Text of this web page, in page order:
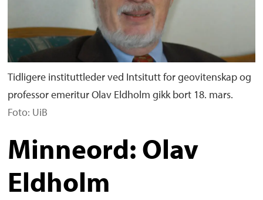
Tidligere instituttleder ved Intsitutt for geovitenskap og
professor emeritur Olav Eldholm gikk bort 18. mars.
Foto: UiB
Minneord: Olav
Eldholm